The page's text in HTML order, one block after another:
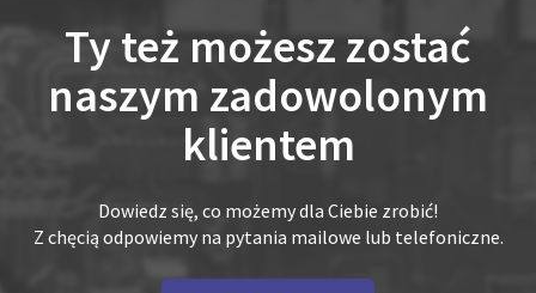
Ty też możesz zostać
naszym zadowolonym
klientem
Dowiedz się, co możemy dla Ciebie zrobić!
Z chęcią odpowiemy na pytania mailowe lub telefoniczne.